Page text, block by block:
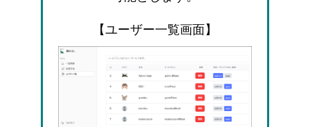
【ユーザー一覧画面】